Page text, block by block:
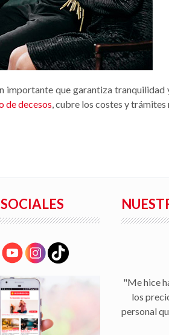
importante que garantiza
de decesos, cubre los costes y
"Me hice
los
personal